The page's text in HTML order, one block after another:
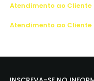
Atendimento ao Cliente
Atendimento ao Cliente